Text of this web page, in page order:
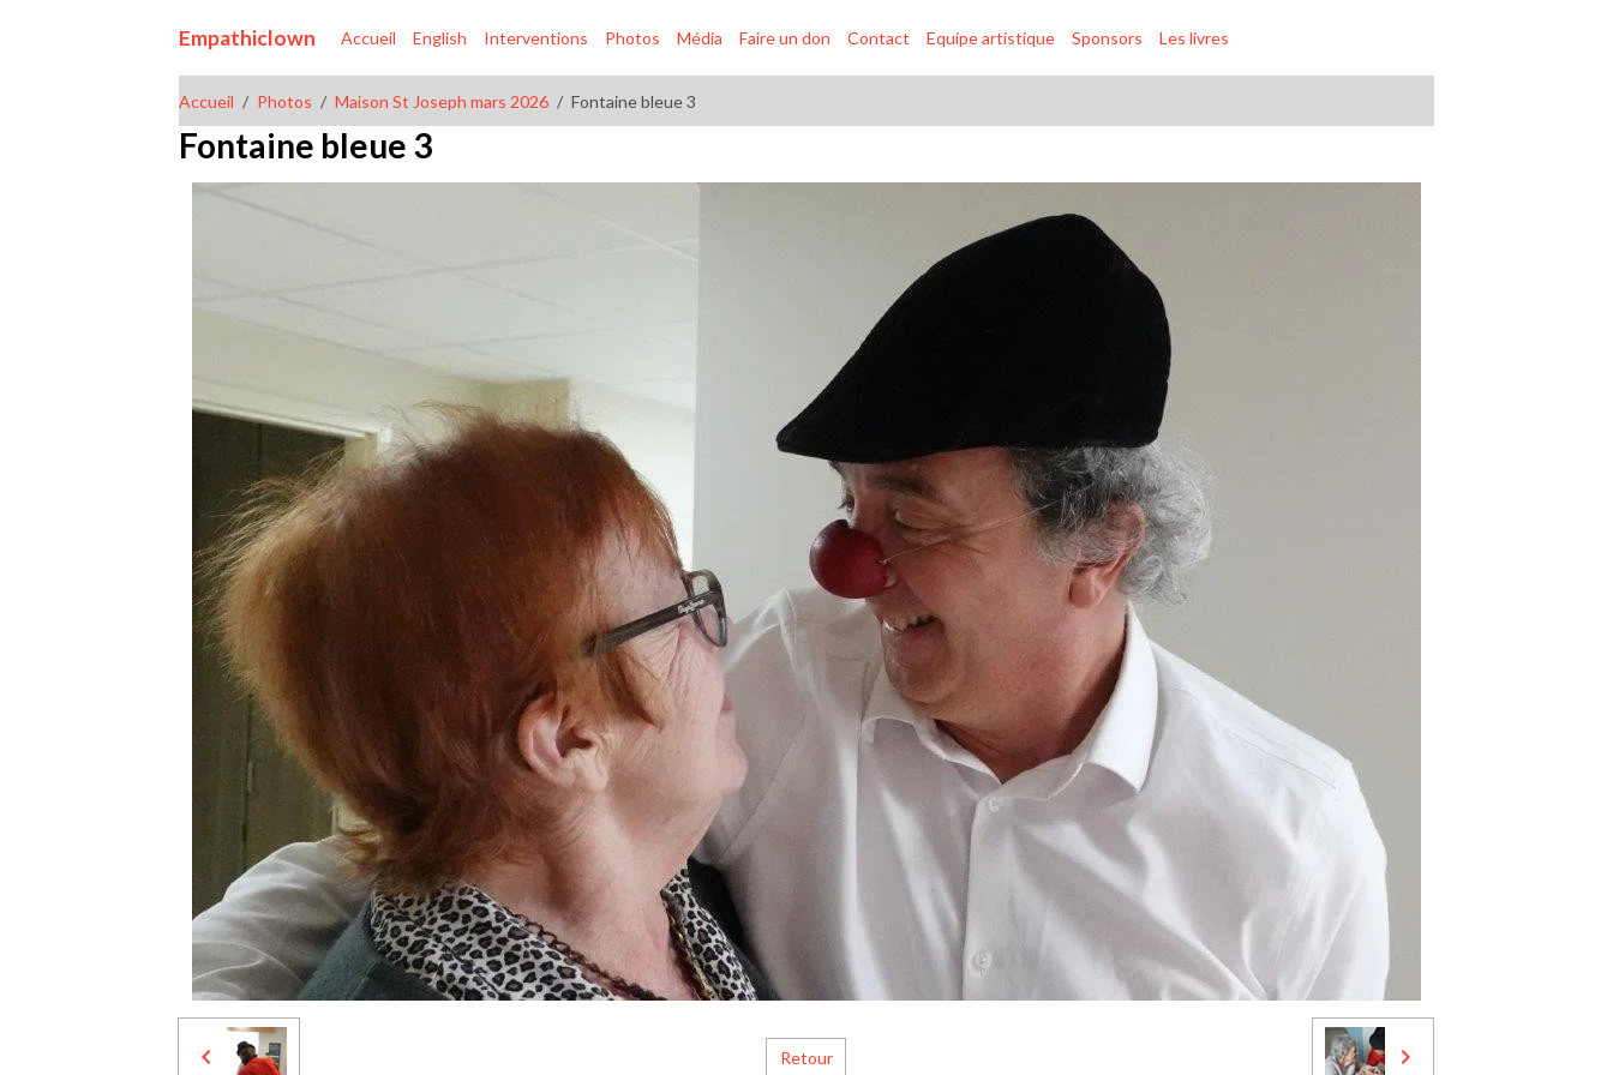
Empathiclown Accueil English Interventions Photos Média Faire un don Contact Equipe artistique Sponsors Les livres
Accueil Photos Maison St Joseph mars 2026 Fontaine bleue 3
Fontaine bleue 3
Retour